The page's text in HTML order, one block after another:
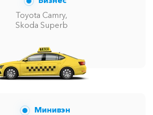
Toyota Camry,
Skoda Superb
Минивэн